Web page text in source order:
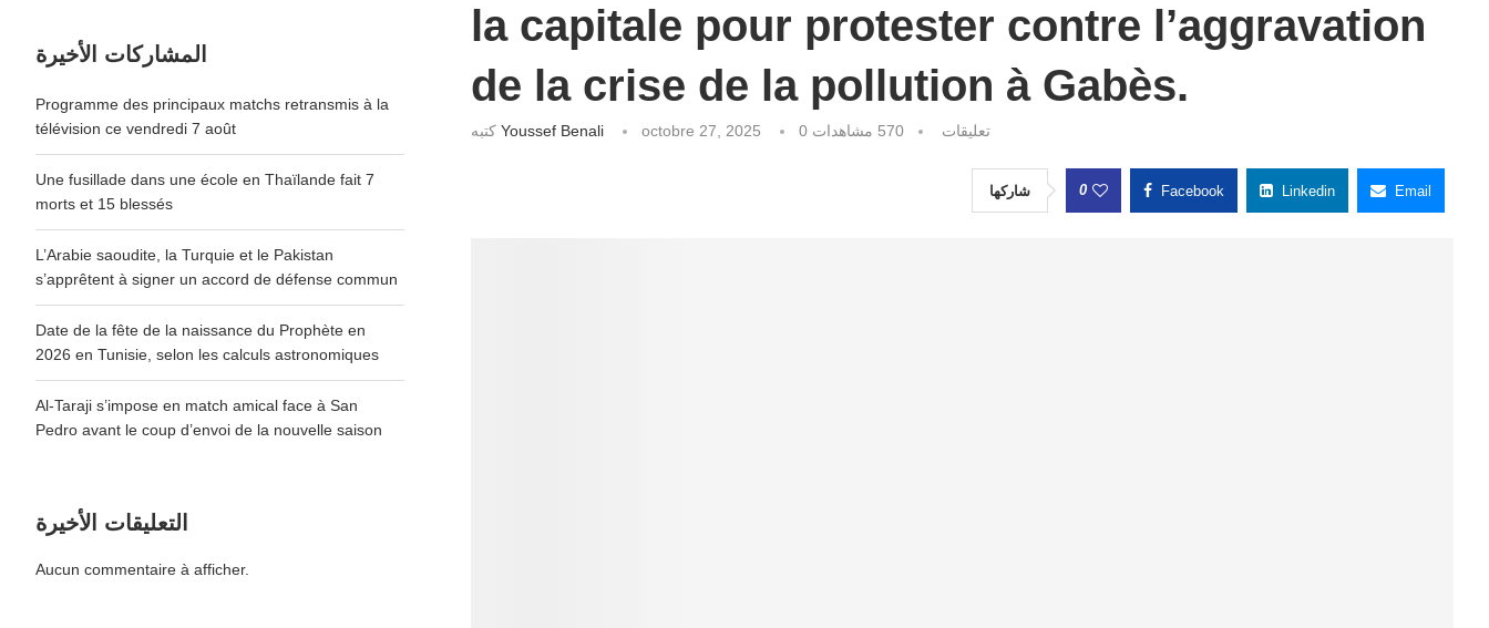
la capitale pour protester contre l’aggravation
de la crise de la pollution à Gabès.
كتبه Youssef Benali octobre 27, 2025 0 تعليقات 570 مشاهدات
شاركها 0 Facebook Linkedin Email
المشاركات الأخيرة
Programme des principaux matchs retransmis à la
télévision ce vendredi 7 août
Une fusillade dans une école en Thaïlande fait 7
morts et 15 blessés
L’Arabie saoudite, la Turquie et le Pakistan
s’apprêtent à signer un accord de défense commun
Date de la fête de la naissance du Prophète en
2026 en Tunisie, selon les calculs astronomiques
Al-Taraji s’impose en match amical face à San
Pedro avant le coup d’envoi de la nouvelle saison
التعليقات الأخيرة
Aucun commentaire à afficher.